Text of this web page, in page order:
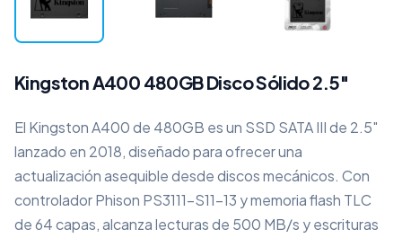
Kingston A400 480GB Disco Sólido 2.5″
El Kingston A400 de 480GB es un SSD SATA III de 2.5″
lanzado en 2018, diseñado para ofrecer una
actualización asequible desde discos mecánicos. Con
controlador Phison PS3111-S11-13 y memoria flash TLC
de 64 capas, alcanza lecturas de 500 MB/s y escrituras